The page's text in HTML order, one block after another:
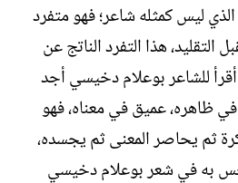
ا
ء
ليس كمثله شاعر؛ فهو متفرد
التقليد، هذا التفرد الناتج عن
للشاعر بوعلام دخيسي أجد
ظاهره، عميق في معناه، فهو
ثم يحاصر المعنى ثم يجسده،
به في شعر بوعلام دخيسي